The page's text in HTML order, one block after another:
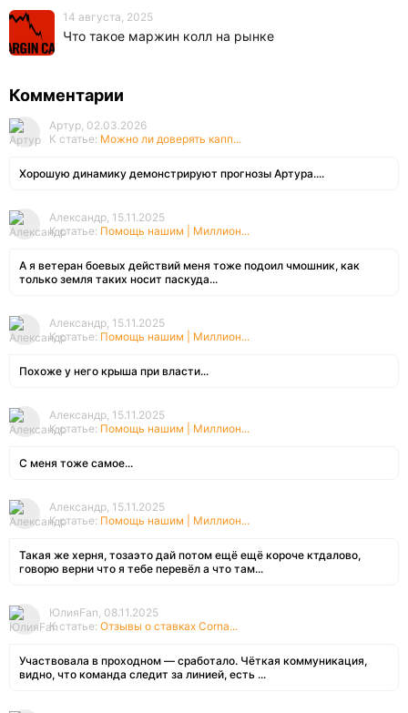
14 августа, 2025
Что такое маржин колл на рынке
Комментарии
Артур, 02.03.2026
К статье: Можно ли доверять капп...
Хорошую динамику демонстрируют прогнозы Артура....
Александр, 15.11.2025
К статье: Помощь нашим | Миллион...
А я ветеран боевых действий меня тоже подоил чмошник, как
только земля таких носит паскуда...
Александр, 15.11.2025
К статье: Помощь нашим | Миллион...
Похоже у него крыша при власти...
Александр, 15.11.2025
К статье: Помощь нашим | Миллион...
С меня тоже самое...
Александр, 15.11.2025
К статье: Помощь нашим | Миллион...
Такая же херня, тозаэто дай потом ещё ещё короче ктдалово,
говорю верни что я тебе перевёл а что там...
ЮлияFan, 08.11.2025
К статье: Отзывы о ставках Corna...
Участвовала в проходном — сработало. Чёткая коммуникация,
видно, что команда следит за линией, есть ...